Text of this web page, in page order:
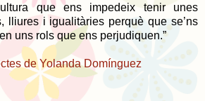
que ens impedeix tenir unes
lliures i igualitàries perquè que se’ns
uns rols que ens perjudiquen.”
de Yolanda Domínguez